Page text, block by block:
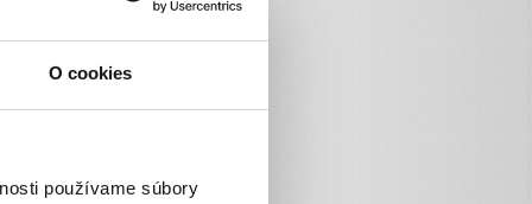
O cookies
používame súbory